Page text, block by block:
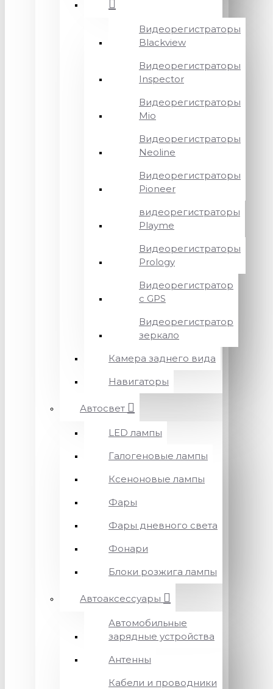
Видеорегистраторы
Blackview
Видеорегистраторы
Inspector
Видеорегистраторы
Mio
Видеорегистраторы
Neoline
Видеорегистраторы
Pioneer
видеорегистраторы
Playme
Видеорегистраторы
Prology
Видеорегистратор
с GPS
Видеорегистратор
зеркало
Камера заднего вида
Навигаторы
Автосвет
LED лампы
Галогеновые лампы
Ксеноновые лампы
Фары
Фары дневного света
Фонари
Блоки розжига лампы
Автоаксессуары
Автомобильные
зарядные устройства
Антенны
Кабели и проводники